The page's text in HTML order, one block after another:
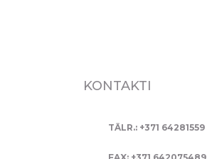
KONTAKTI
TĀLR.: +371 64281559